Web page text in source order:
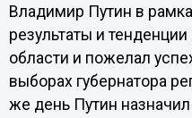
Владимир Путин в
результаты и
области и пожелал
выборах губернатора
же день Путин